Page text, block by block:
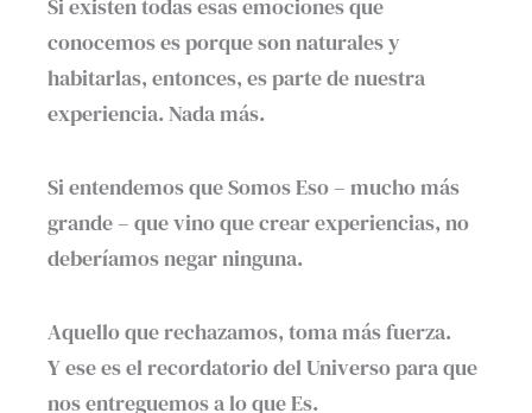
Si existen todas esas emociones que
conocemos es porque son naturales y
habitarlas, entonces, es parte de nuestra
experiencia. Nada más.
Si entendemos que Somos Eso – mucho más
grande – que vino que crear experiencias, no
deberíamos negar ninguna.
Aquello que rechazamos, toma más fuerza.
Y ese es el recordatorio del Universo para que
nos entreguemos a lo que Es.